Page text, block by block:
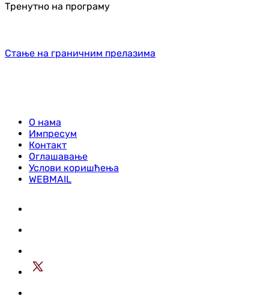
Тренутно на програму
Стање на граничним прелазима
О нама
Импресум
Контакт
Оглашавање
Услови коришћења
WEBMAIL